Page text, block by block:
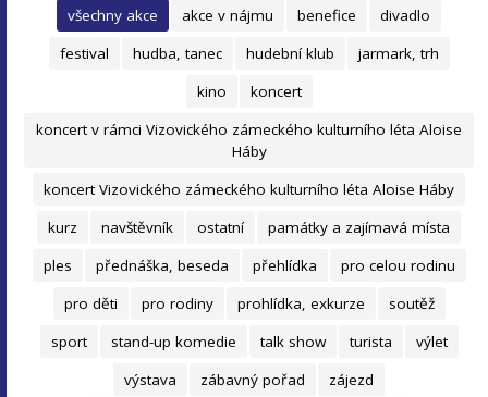
všechny akce
akce v nájmu benefice
divadlo
festival
hudba, tanec hudební klub
jarmark, trh
kino
koncert
koncert v rámci Vizovického zámeckého kulturního léta Aloise
Háby
koncert Vizovického zámeckého kulturního léta Aloise Háby
kurz
navštěvník ostatní
památky a zajímavá místa
ples
přednáška, beseda přehlídka
pro celou rodinu
pro děti
pro rodiny prohlídka, exkurze
soutěž
sport
stand-up komedie talk show turista
výlet
výstava
zábavný pořad zájezd